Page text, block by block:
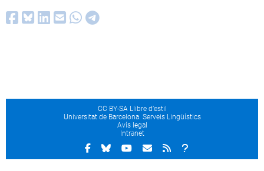
CC BY-SA Llibre d’estil
Universitat de Barcelona. Serveis Lingüístics
Avís legal
Intranet